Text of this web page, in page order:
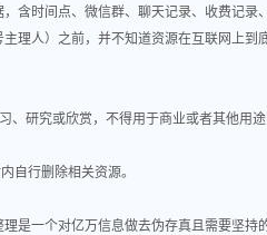
含时间点、微信群、聊天记录、收费记
理人）之前，并不知道资源在互联网上
、研究或欣赏，不得用于商业或者其他用
自行删除相关资源。
是一个对亿万信息做去伪存真且需要坚